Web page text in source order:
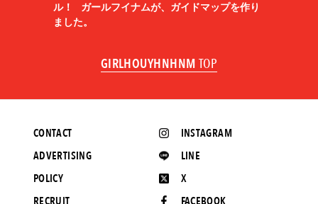
ル！ ガールフイナムが、ガイドマップを作り
ました。
GIRLHOUYHNHNM TOP
INSTAGRAM
LINE
X
FACEBOOK
CONTACT
ADVERTISING
POLICY
RECRUIT